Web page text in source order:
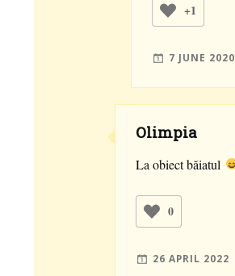
+1
7 JUNE 2020
Olimpia
La obiect băiatul
0
26 APRIL 2022